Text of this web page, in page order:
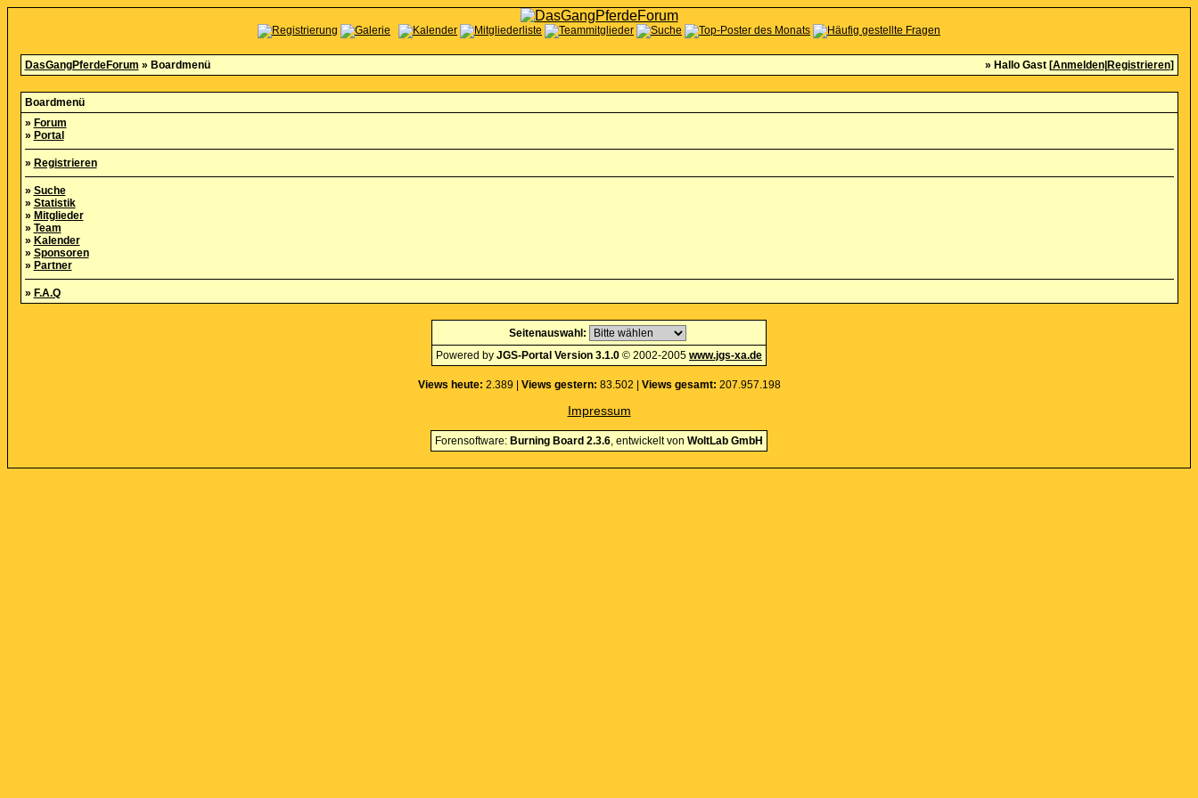
DasGangPferdeForum » Boardmenü » Hallo Gast [Anmelden| Registrieren]
Boardmenü
» Forum
» Portal
» Registrieren
» Suche
» Statistik
» Mitglieder
» Team
» Kalender
» Sponsoren
» Partner
» F.A.Q
Seitenauswahl:
Powered by JGS-Portal Version 3.1.0 © 2002-2005 www.jgs-xa.de
Views heute: 2.389 | Views gestern: 83.502 | Views gesamt: 207.957.198
Impressum
Forensoftware: Burning Board 2.3.6, entwickelt von WoltLab GmbH